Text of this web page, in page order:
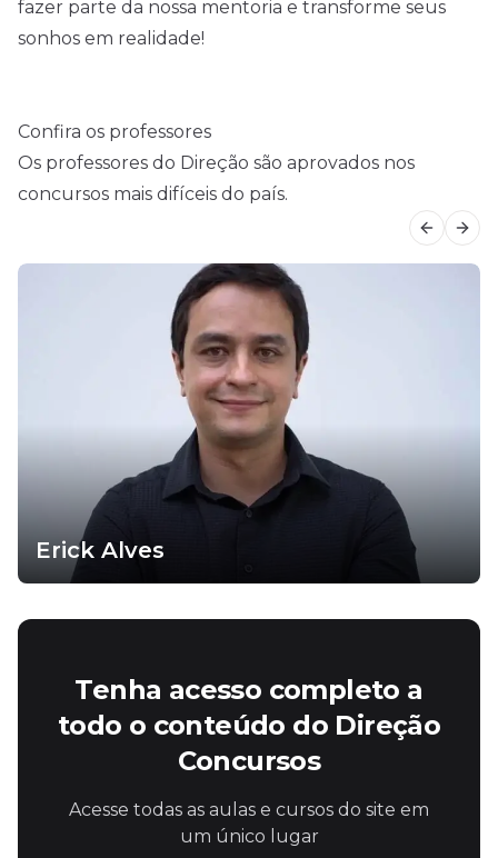
fazer parte da nossa mentoria e transforme seus
sonhos em realidade!
Confira os professores
Os professores do Direção são aprovados nos
concursos mais difíceis do país.
Erick Alves
Tenha acesso completo a
todo o conteúdo do Direção
Concursos
Acesse todas as aulas e cursos do site em
um único lugar